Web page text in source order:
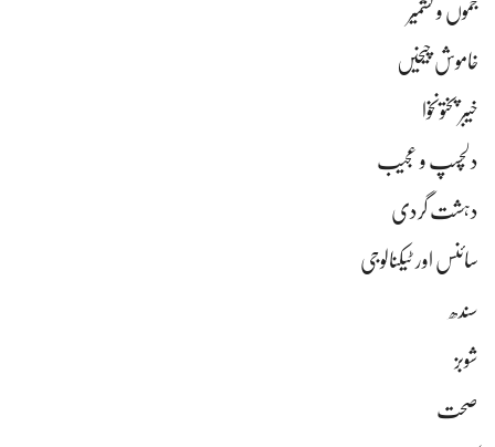
جموں و کشمیر
خاموش چیخیں
خیبر پختونخوا
دلچسپ و عجیب
دہشت گردی
سائنس اور ٹیکنالوجی
سندھ
شوبز
صحت